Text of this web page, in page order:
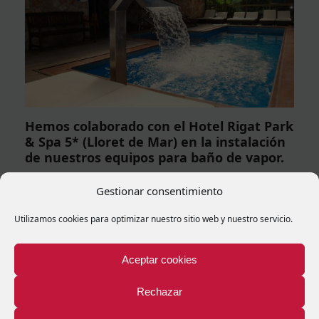
Gestionar consentimiento
Utilizamos cookies para optimizar nuestro sitio web y nuestro servicio.
Aceptar cookies
Rechazar
Hemos colaborado con el Hotel Rigat Park
& Spa 5* (Lloret de Mar) en la instalación
de nuestros equipos para baño de vapor.
El Hotel Rigat Park & Spa 5 * es un ejemplo de hoteles
diseñados para…
Deja una respuesta